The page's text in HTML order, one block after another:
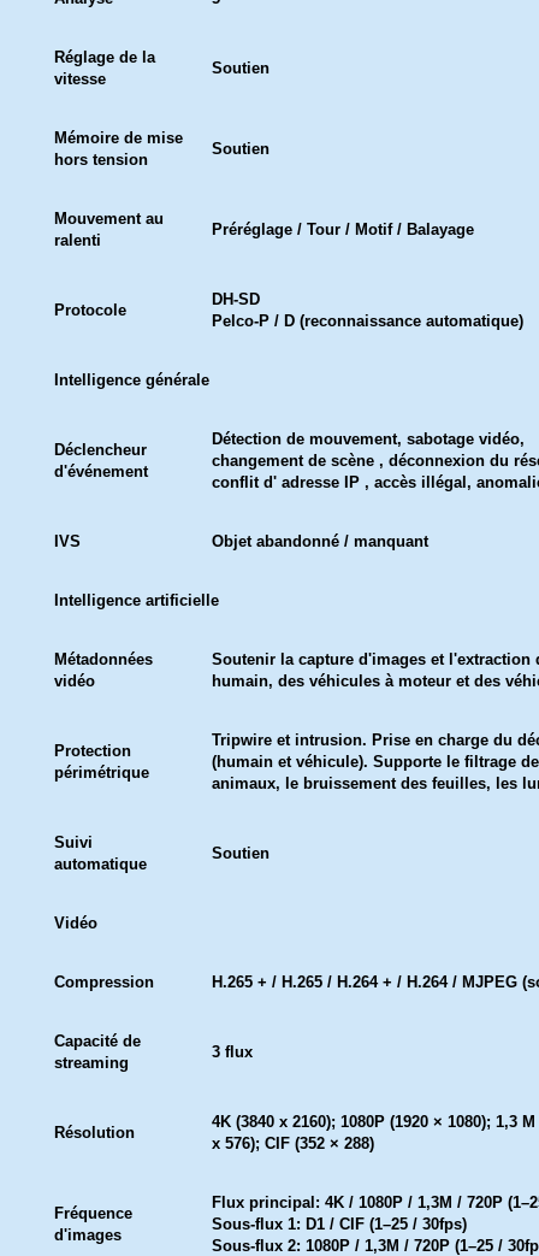
Réglage de la
vitesse
Soutien
Mémoire de mise
hors tension
Soutien
Mouvement au
ralenti
Préréglage / Tour / Motif / Balayage
Protocole
DH-SD
Pelco-P / D (reconnaissance automatique)
Intelligence générale
Déclencheur
d'événement
Détection de mouvement, sabotage vidéo,
changement de scène , déconnexion du
conflit d' adresse IP , accès illégal,
IVS Objet abandonné / manquant
Intelligence artificielle
Métadonnées
vidéo
Soutenir la capture d'images et
humain, des véhicules à moteur et des
Protection
périmétrique
Tripwire et intrusion. Prise en charge du
(humain et véhicule). Supporte le filtrage
animaux, le bruissement des feuilles, les
Suivi
automatique
Soutien
Vidéo
Compression H.265 + / H.265 / H.264 + / H.264 / MJPEG
Capacité de
streaming
3 flux
Résolution
4K (3840 x 2160); 1080P (1920 × 1080); 1,3
x 576); CIF (352 × 288)
Fréquence
d'images
Flux principal: 4K / 1080P / 1,3M / 720P
Sous-flux 1: D1 / CIF (1–25 / 30fps)
Sous-flux 2: 1080P / 1,3M / 720P (1–25 /